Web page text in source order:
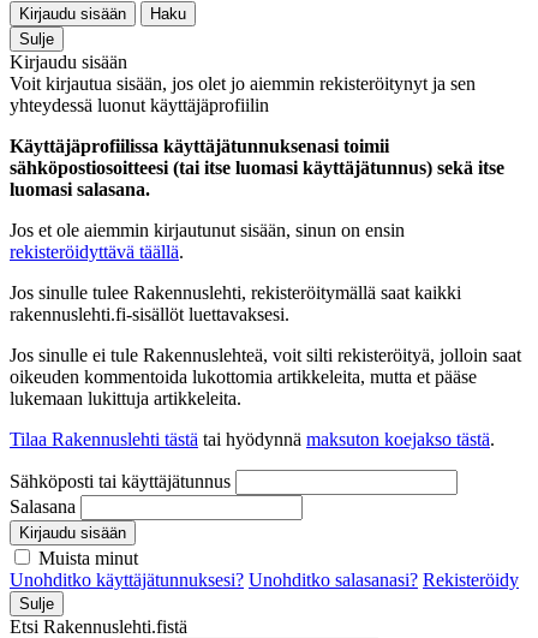
Kirjaudu sisään
Haku
Sulje
Kirjaudu sisään
Voit kirjautua sisään, jos olet jo aiemmin rekisteröitynyt ja sen
yhteydessä luonut käyttäjäprofiilin
Käyttäjäprofiilissa käyttäjätunnuksenasi toimii
sähköpostiosoitteesi (tai itse luomasi käyttäjätunnus) sekä itse
luomasi salasana.
Jos et ole aiemmin kirjautunut sisään, sinun on ensin
rekisteröidyttävä täällä.
Jos sinulle tulee Rakennuslehti, rekisteröitymällä saat kaikki
rakennuslehti.fi-sisällöt luettavaksesi.
Jos sinulle ei tule Rakennuslehteä, voit silti rekisteröityä, jolloin saat
oikeuden kommentoida lukottomia artikkeleita, mutta et pääse
lukemaan lukittuja artikkeleita.
Tilaa Rakennuslehti tästä tai hyödynnä maksuton koejakso tästä.
Sähköposti tai käyttäjätunnus
Salasana
Kirjaudu sisään
Muista minut
Unohditko käyttäjätunnuksesi? Unohditko salasanasi? Rekisteröidy
Sulje
Etsi Rakennuslehti.fistä